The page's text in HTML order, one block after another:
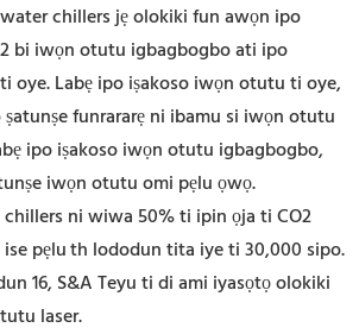
chillers jẹ olokiki fun awọn ipo
bi iwọn otutu igbagbogbo ati ipo
oye. Labẹ ipo iṣakoso iwọn otutu ti oye,
funrararẹ ni ibamu si iwọn otutu
ipo iṣakoso iwọn otutu igbagbogbo,
iwọn otutu omi pẹlu ọwọ.
chillers ni wiwa 50% ti ipin ọja ti CO2
pẹluth lododun tita iye ti 30,000 sipo.
16, S&A Teyu ti di ami iyasọtọ olokiki
laser.